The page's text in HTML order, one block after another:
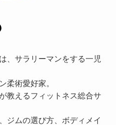
、サラリーマンをする一児
柔術愛好家。
教えるフィットネス総合サ
ジムの選び方、ボディメイ